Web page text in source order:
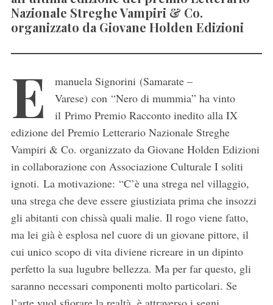
Nazionale Streghe Vampiri & Co.
organizzato da Giovane Holden Edizioni
E
manuela Signorini (Samarate –
Varese) con “Nero di mummia” ha vinto
il Primo Premio Racconto inedito alla IX
edizione del Premio Letterario Nazionale Streghe
Vampiri & Co. organizzato da Giovane Holden Edizioni
in collaborazione con Associazione Culturale I soliti
ignoti. La motivazione: “C’è una strega nel villaggio,
una strega che deve essere giustiziata prima che insozzi
gli abitanti con chissà quali malie. Il rogo viene fatto,
ma lei già è esplosa nel cuore di un giovane pittore, il
cui unico scopo di vita diviene ricreare in un dipinto
perfetto la sua lugubre bellezza. Ma per far questo, gli
saranno necessari componenti molto particolari. Se